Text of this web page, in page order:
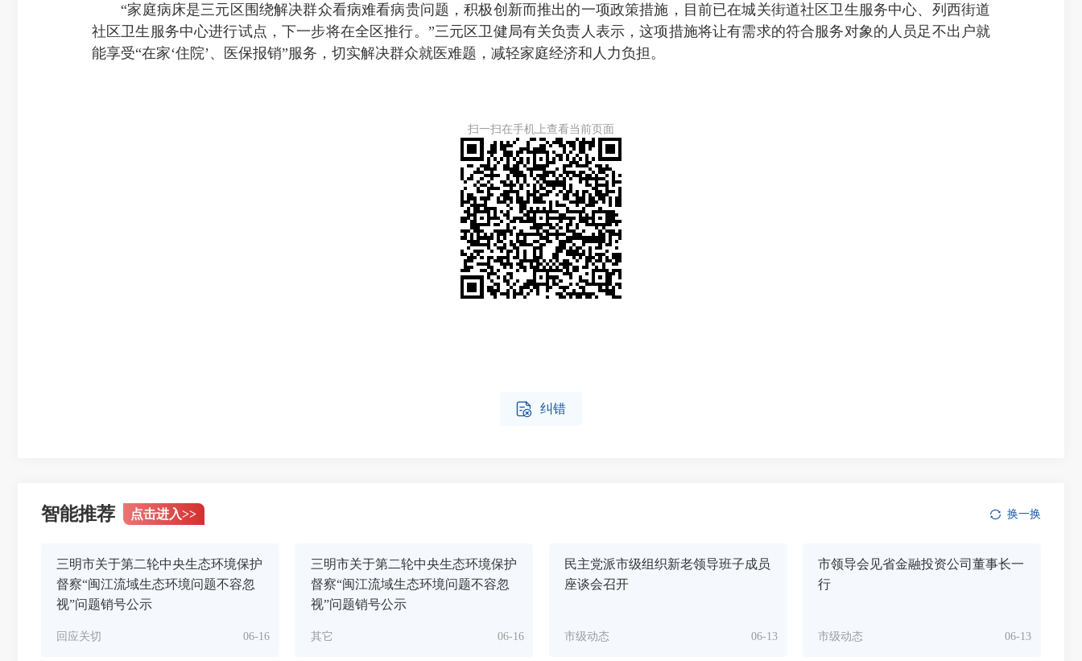
“家庭病床是三元区围绕解决群众看病难看病贵问题，积极创新而推出的一项政策措施，目前已在城关街道社区卫生服务中心、列西街道
社区卫生服务中心进行试点，下一步将在全区推行。”三元区卫健局有关负责人表示，这项措施将让有需求的符合服务对象的人员足不出户就
能享受“在家‘住院’、医保报销”服务，切实解决群众就医难题，减轻家庭经济和人力负担。
扫一扫在手机上查看当前页面
 纠错
智能推荐 点击进入>> 换一换
三明市关于第二轮中央生态环境保护
督察“闽江流域生态环境问题不容忽
视”问题销号公示
06-16
回应关切
三明市关于第二轮中央生态环境保护
督察“闽江流域生态环境问题不容忽
视”问题销号公示
06-16
其它
民主党派市级组织新老领导班子成员
座谈会召开
06-13
市级动态
市领导会见省金融投资公司董事长一
行
06-13
市级动态